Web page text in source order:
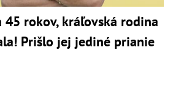
45 rokov, kráľovská rodina
Prišlo jej jediné prianie